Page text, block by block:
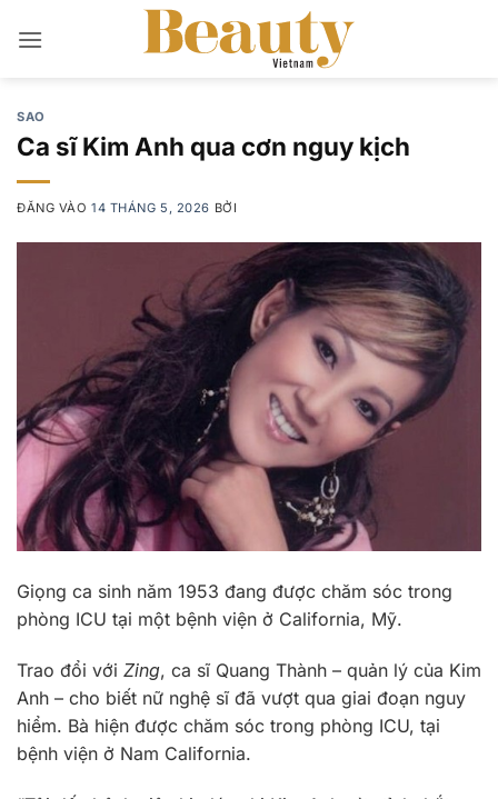
qua
SAO
Ca sĩ Kim Anh qua cơn nguy kịch
ĐĂNG VÀO14 THÁNG 5, 2026 BỞI
Giọng ca sinh năm 1953 đang được chăm sóc trong
phòng ICU tại một bệnh viện ở California, Mỹ.
Trao đổi với Zing, ca sĩ Quang Thành – quản lý của Kim
Anh – cho biết nữ nghệ sĩ đã vượt qua giai đoạn nguy
hiểm. Bà hiện được chăm sóc trong phòng ICU, tại
bệnh viện ở Nam California.